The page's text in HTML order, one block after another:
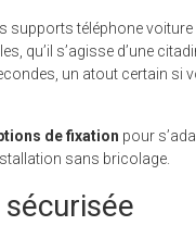
supports téléphone
s’agisse d’une
un atout certain si
de fixation pour
sans bricolage.